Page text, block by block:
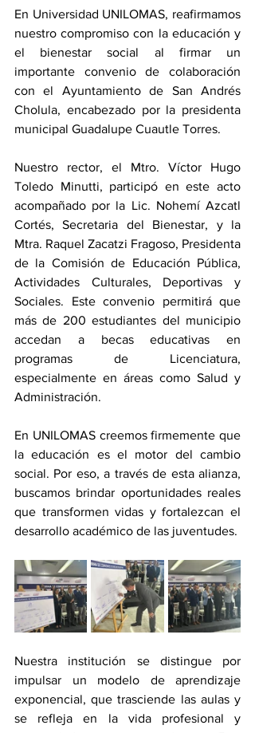
En Universidad UNILOMAS, reafirmamos
nuestro compromiso con la educación y
el bienestar social al firmar un
importante convenio de colaboración
con el Ayuntamiento de San Andrés
Cholula, encabezado por la presidenta
municipal Guadalupe Cuautle Torres.
Nuestro rector, el Mtro. Víctor Hugo
Toledo Minutti, participó en este acto
acompañado por la Lic. Nohemí Azcatl
Cortés, Secretaria del Bienestar, y la
Mtra. Raquel Zacatzi Fragoso, Presidenta
de la Comisión de Educación Pública,
Actividades Culturales, Deportivas y
Sociales. Este convenio permitirá que
más de 200 estudiantes del municipio
accedan a becas educativas en
programas de Licenciatura,
especialmente en áreas como Salud y
Administración.
En UNILOMAS creemos firmemente que
la educación es el motor del cambio
social. Por eso, a través de esta alianza,
buscamos brindar oportunidades reales
que transformen vidas y fortalezcan el
desarrollo académico de las juventudes.
Nuestra institución se distingue por
impulsar un modelo de aprendizaje
exponencial, que trasciende las aulas y
se refleja en la vida profesional y